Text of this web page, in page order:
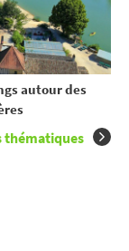
autour des
thématiques